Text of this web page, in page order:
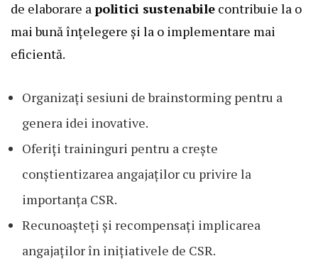
de elaborare apolitici sustenabile contribuie la o
mai bună înțelegere și la o implementare mai
eficientă.
Organizați sesiuni de brainstorming pentru a
genera idei inovative.
Oferiți traininguri pentru a crește
conștientizarea angajaților cu privire la
importanța CSR.
Recunoașteți și recompensați implicarea
angajaților în inițiativele de CSR.